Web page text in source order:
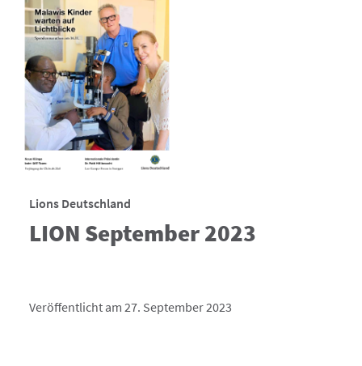
Lions Deutschland
LION September 2023
Veröffentlicht am 27. September 2023